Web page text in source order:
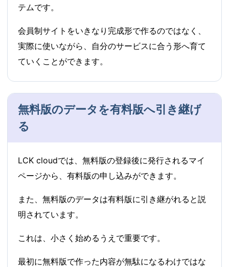
テムです。
会員制サイトをいきなり完成形で作るのではなく、
実際に使いながら、自分のサービスに合う形へ育て
ていくことができます。
無料版のデータを有料版へ引き継げ
る
LCK cloudでは、無料版の登録後に発行されるマイ
ページから、有料版の申し込みができます。
また、無料版のデータは有料版に引き継がれると説
明されています。
これは、小さく始めるうえで重要です。
最初に無料版で作った内容が無駄になるわけではな